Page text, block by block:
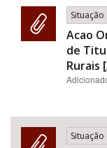
Acao
de
Rurais